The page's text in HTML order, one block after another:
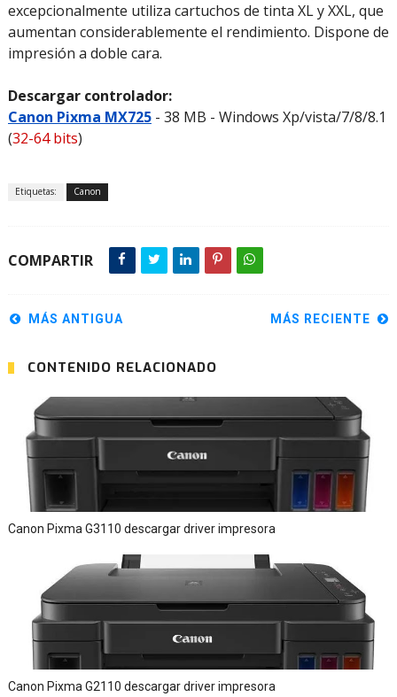
excepcionalmente utiliza cartuchos de tinta XL y XXL, que
aumentan considerablemente el rendimiento. Dispone de
impresión a doble cara.
Descargar controlador:
Canon Pixma MX725- 38 MB - Windows Xp/vista/7/8/8.1
(32-64 bits)
Etiquetas: Canon
COMPARTIR
MÁS RECIENTE
MÁS ANTIGUA
CONTENIDO RELACIONADO
Canon Pixma G3110 descargar driver impresora
Canon Pixma G2110 descargar driver impresora